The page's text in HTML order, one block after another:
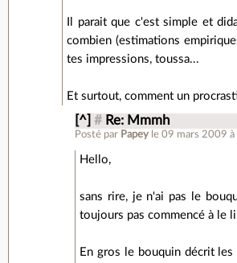
Il parait que c'est simple et
combien (estimations
tes impressions, toussa...
Et surtout, comment un
[^] # Re: Mmmh
Posté par Papey le 09 mars 2009
Hello,
sans rire, je n'ai pas le
toujours pas commencé à le
En gros le bouquin décrit